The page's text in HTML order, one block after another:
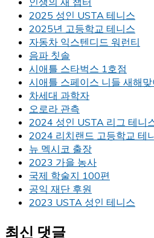
2025 성인 USTA 테니스
2025년 고등학교 테니스
자동차 익스텐디드 워런티
음파 칫솔
시애틀 스타벅스 1호점
시애틀 스페이스 니들 새해맞
차세대 과학자
오로라 관측
2024 성인 USTA 리그 테니
2024 리치랜드 고등학교 테
뉴 멕시코 출장
2023 가을 농사
국제 학술지 100편
공익 재단 후원
2023 USTA 성인 테니스
최신 댓글